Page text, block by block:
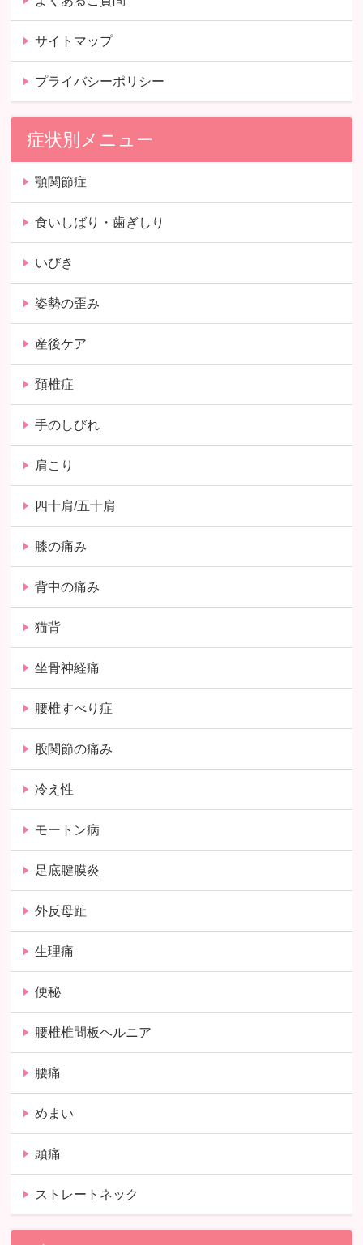
サイトマップ
プライバシーポリシー
症状別メニュー
顎関節症
食いしばり・歯ぎしり
いびき
姿勢の歪み
産後ケア
頚椎症
手のしびれ
肩こり
四十肩/五十肩
膝の痛み
背中の痛み
猫背
坐骨神経痛
腰椎すべり症
股関節の痛み
冷え性
モートン病
足底腱膜炎
外反母趾
生理痛
便秘
腰椎椎間板ヘルニア
腰痛
めまい
頭痛
ストレートネック